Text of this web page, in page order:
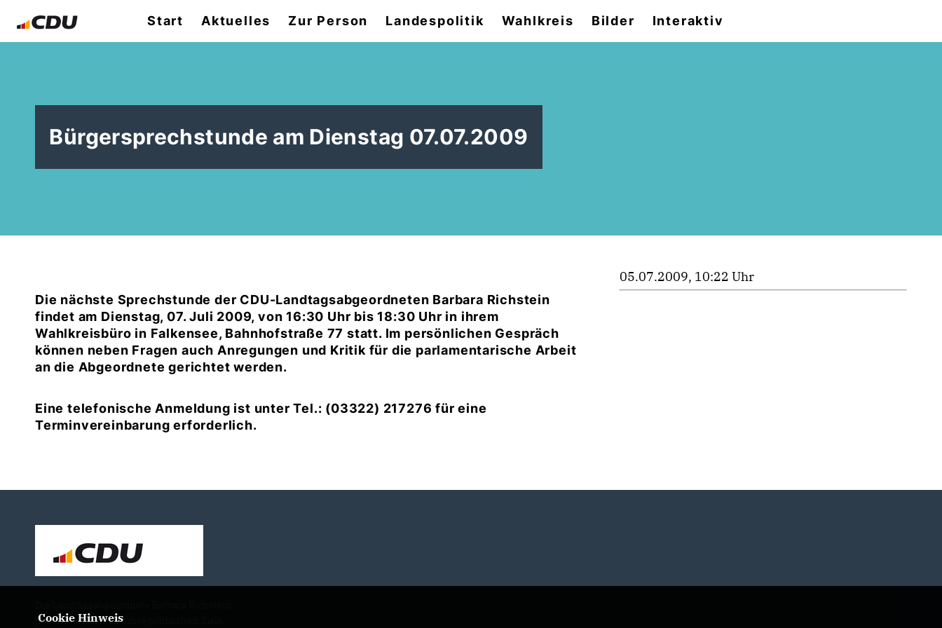
Start Aktuelles Zur Person Landespolitik Wahlkreis Bilder Interaktiv
Bürgersprechstunde am Dienstag 07.07.2009
Die nächste Sprechstunde der CDU-Landtagsabgeordneten Barbara Richstein
findet am Dienstag, 07. Juli 2009, von 16:30 Uhr bis 18:30 Uhr in ihrem
Wahlkreisbüro in Falkensee, Bahnhofstraße 77 statt. Im persönlichen Gespräch
können neben Fragen auch Anregungen und Kritik für die parlamentarische Arbeit
an die Abgeordnete gerichtet werden.
Eine telefonische Anmeldung ist unter Tel.: (03322) 217276 für eine
Terminvereinbarung erforderlich.
05.07.2009, 10:22 Uhr
präsentiert sich und ihre politischen Ziele.
Cookie Hinweis